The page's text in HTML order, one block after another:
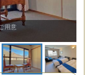
用意